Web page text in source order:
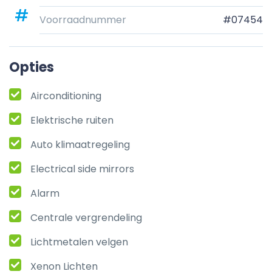
Voorraadnummer
#07454
Opties
Airconditioning
Elektrische ruiten
Auto klimaatregeling
Electrical side mirrors
Alarm
Centrale vergrendeling
Lichtmetalen velgen
Xenon Lichten